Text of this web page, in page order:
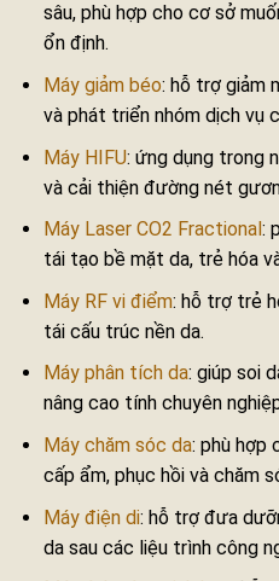
sâu, phù hợp cho cơ sở
ổn định.
Máy giảm béo: hỗ trợ giảm
và phát triển nhóm dịch vụ
Máy HIFU: ứng dụng trong
và cải thiện đường nét
Máy Laser CO2 Fractional :
tái tạo bề mặt da, trẻ hóa
Máy RF vi điểm: hỗ trợ trẻ
tái cấu trúc nền da.
Máy phân tích da: giúp soi
nâng cao tính chuyên
Máy chăm sóc da: phù hợp
cấp ẩm, phục hồi và chăm
Máy điện di: hỗ trợ đưa
da sau các liệu trình công